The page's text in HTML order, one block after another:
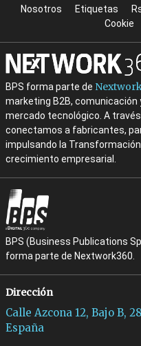
Nosotros Etiquetas
Cookie
BPS forma parte de
marketing B2B, comunicación
mercado tecnológico. A
conectamos a fabricantes,
impulsando la Transformación
crecimiento empresarial.
BPS (Business Publications
forma parte de Nextwork360.
Dirección
Calle Azcona 12, Bajo B,
España